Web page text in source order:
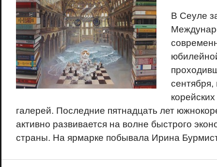
В Сеуле
сентября,
галерей. Последние пятнадцать лет
активно развивается на волне быстрого
страны. На ярмарке побывала Ирина